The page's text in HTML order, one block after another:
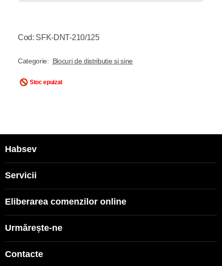
Cod: SFK-DNT-210/125
Categorie: Blocuri de distributie si sine
Stoc epuizat
Habsev
Servicii
Eliberarea comenzilor online
Urmărește-ne
Contacte